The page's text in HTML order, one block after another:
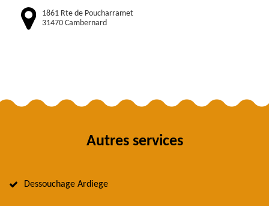
1861 Rte de Poucharramet
31470 Cambernard
Autres services
Dessouchage Ardiege